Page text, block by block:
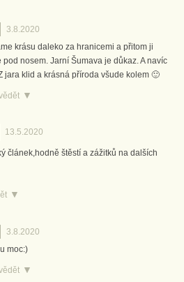
3.8.2020
krásu daleko za hranicemi a přitom ji
pod nosem. Jarní Šumava je důkaz. A navíc
jara klid a krásná příroda všude kolem 🙂
13.5.2020
článek,hodně štěstí a zážitků na dalších
3.8.2020
moc:)